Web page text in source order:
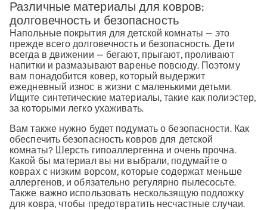
Различные материалы для ковров:
долговечность и безопасность
Напольные покрытия для детской комнаты — это
прежде всего долговечность и безопасность. Дети
всегда в движении — бегают, прыгают, проливают
напитки и размазывают варенье повсюду. Поэтому
вам понадобится ковер, который выдержит
ежедневный износ в жизни с маленькими детьми.
Ищите синтетические материалы, такие как полиэстер,
за которыми легко ухаживать.
Вам также нужно будет подумать о безопасности. Как
обеспечить безопасность ковров для детской
комнаты? Шерсть гипоаллергенна и очень прочна.
Какой бы материал вы ни выбрали, подумайте о
коврах с низким ворсом, которые содержат меньше
аллергенов, и обязательно регулярно пылесосьте.
Также важно использовать нескользящую подложку
для ковра, чтобы предотвратить несчастные случаи.